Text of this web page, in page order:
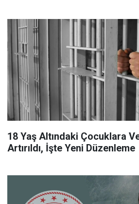
18 Yaş Altındaki Çocuklara
Artırıldı, İşte Yeni Düzenleme